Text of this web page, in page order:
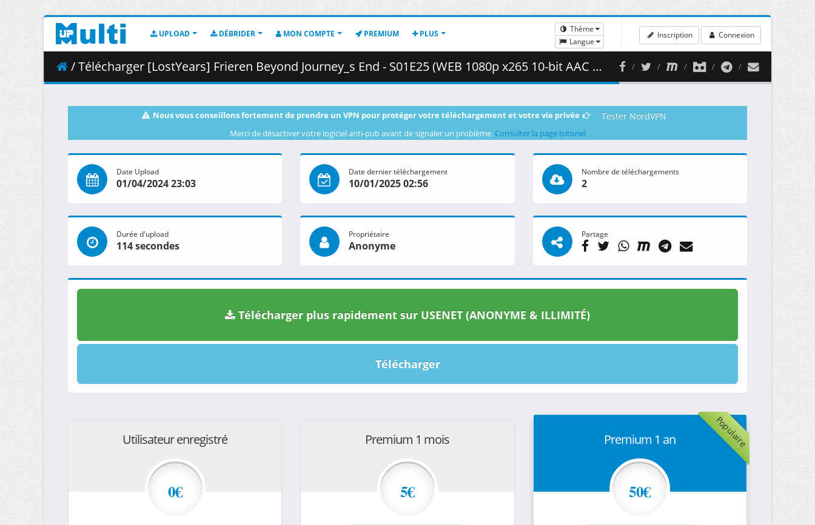
UPLOAD DÉBRIDER MON COMPTE PREMIUM PLUS
Thème
Langue
Inscription Connexion
/ Télécharger [LostYears] Frieren Beyond Journey_s End - S01E25 (WEB 1080p x265 10-bit AAC E-AC-3) [70377D87].mkv.006 ( 464.71 MB )
Nous vous conseillons fortement de prendre un VPN pour protéger votre téléchargement et votre vie privée Tester NordVPN
Merci de désactiver votre logiciel anti-pub avant de signaler un problème. Consulter la page tutoriel
Date Upload
01/04/2024 23:03
Date dernier téléchargement
10/01/2025 02:56
Nombre de téléchargements
2
Durée d'upload
114 secondes
Propriétaire
Anonyme
Partage
Télécharger plus rapidement sur USENET (ANONYME & ILLIMITÉ)
Télécharger
Utilisateur enregistré
0€
Premium 1 mois
5€
Populaire
Premium 1 an
50€